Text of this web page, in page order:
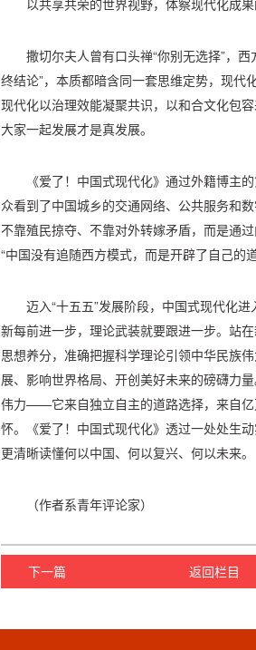
以共享共荣的世界视野，体察现代化成果
撒切尔夫人曾有口头禅“你别无选择”，
终结论”，本质都暗含同一套思维定势，现
现代化以治理效能凝聚共识，以和合文化包
大家一起发展才是真发展。
《爱了！中国式现代化》通过外籍博主
众看到了中国城乡的交通网络、公共服务和
不靠殖民掠夺、不靠对外转嫁矛盾，而是通
“中国没有追随西方模式，而是开辟了自己的
迈入“十五五”发展阶段，中国式现代化
新每前进一步，理论武装就要跟进一步。站
思想养分，准确把握科学理论引领中华民族
展、影响世界格局、开创美好未来的磅礴力
伟力——它来自独立自主的道路选择，来自
怀。《爱了！中国式现代化》透过一处处生
更清晰读懂何以中国、何以复兴、何以未来。
（作者系青年评论家）
返回栏目
下一篇